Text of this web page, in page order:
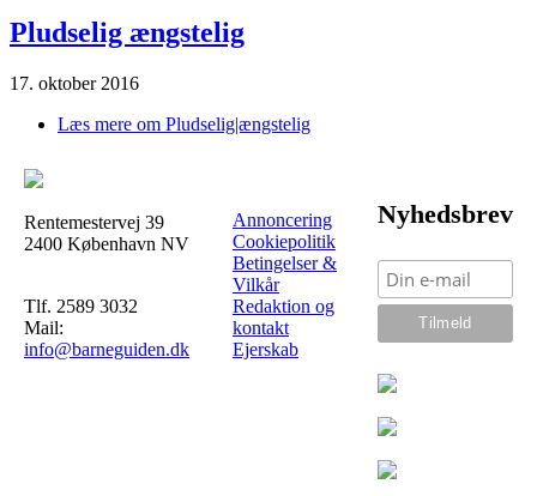
Pludselig ængstelig
17. oktober 2016
Læs mere om Pludselig|ængstelig
Rentemestervej 39
2400 København NV
Tlf. 2589 3032
Mail:
info@barneguiden.dk
Annoncering
Cookiepolitik
Betingelser &
Vilkår
Redaktion og
kontakt
Ejerskab
Nyhedsbrev